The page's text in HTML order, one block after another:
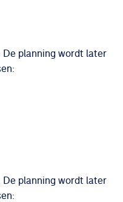
De planning wordt later
De planning wordt later